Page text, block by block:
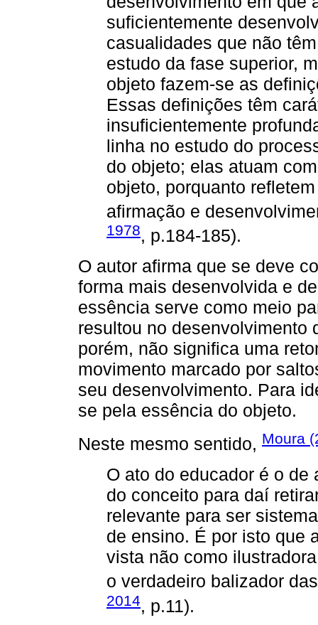
suficientemente
casualidades que não
estudo da fase superior,
objeto fazem-se as
Essas definições têm
insuficientemente
linha no estudo do
do objeto; elas atuam
objeto, porquanto
afirmação e
1978, p.184-185).
O autor afirma que se deve
forma mais desenvolvida e
essência serve como meio
resultou no desenvolvimento
porém, não significa uma
movimento marcado por
seu desenvolvimento. Para
se pela essência do objeto.
Neste mesmo sentido, Moura
O ato do educador é o
do conceito para daí
relevante para ser
de ensino. É por isto que
vista não como
o verdadeiro balizador
2014, p.11).